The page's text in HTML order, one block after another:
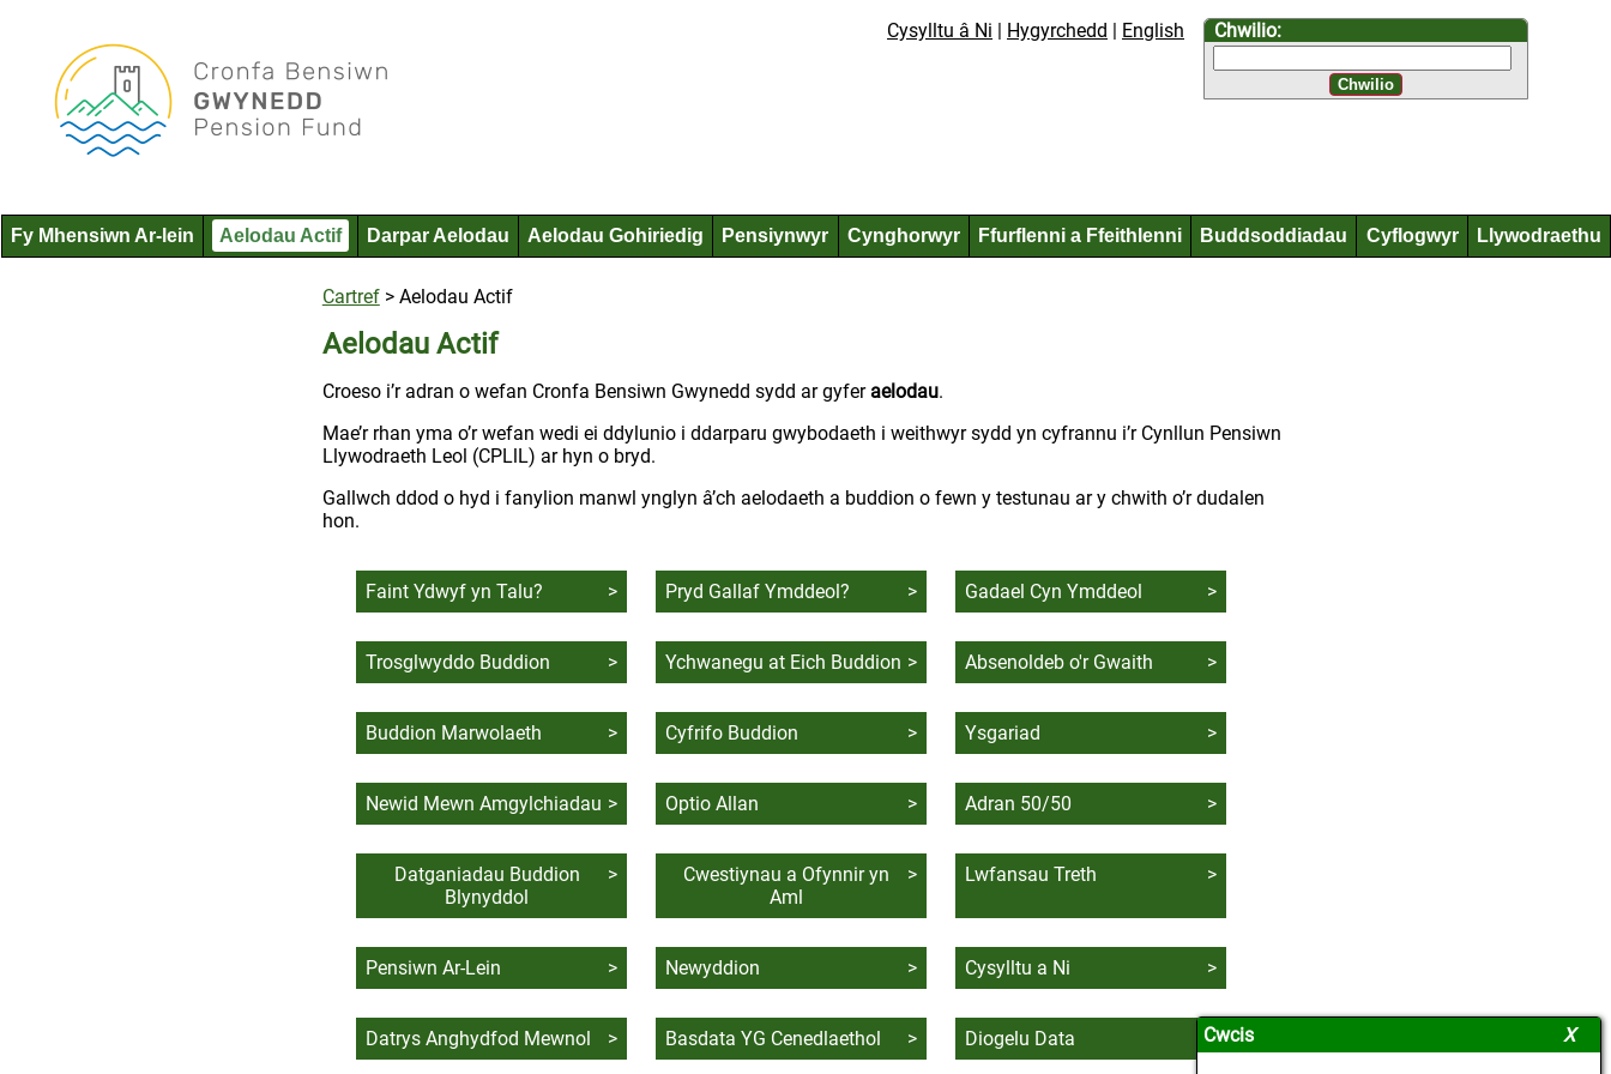
Cwcis
Cysylltu â Ni Hygyrchedd English Chwilio:
Fy Mhensiwn Ar-lein Aelodau Actif Darpar Aelodau Aelodau Gohiriedig Pensiynwyr Cynghorwyr Ffurflenni a Ffeithlenni Buddsoddiadau Cyflogwyr Llywodraethu
Cartref> Aelodau Actif
Aelodau Actif
Croeso i’r adran o wefan Cronfa Bensiwn Gwynedd sydd ar gyfer aelodau.
Mae’r rhan yma o’r wefan wedi ei ddylunio i ddarparu gwybodaeth i weithwyr sydd yn cyfrannu i’r Cynllun Pensiwn
Llywodraeth Leol (CPLlL) ar hyn o bryd.
Gallwch ddod o hyd i fanylion manwl ynglyn â’ch aelodaeth a buddion o fewn y testunau ar y chwith o’r dudalen
hon.
Faint Ydwyf yn Talu? > Pryd Gallaf Ymddeol? > Gadael Cyn Ymddeol >
Trosglwyddo Buddion > Ychwanegu at Eich Buddion > Absenoldeb o'r Gwaith >
Buddion Marwolaeth > Cyfrifo Buddion > Ysgariad >
Newid Mewn Amgylchiadau > Optio Allan > Adran 50/50 >
Datganiadau Buddion
Blynyddol
>
Cwestiynau a Ofynnir yn
Aml
> Lwfansau Treth >
Pensiwn Ar-Lein > Newyddion > Cysylltu a Ni >
Datrys Anghydfod Mewnol > Basdata YG Cenedlaethol > Diogelu Data >